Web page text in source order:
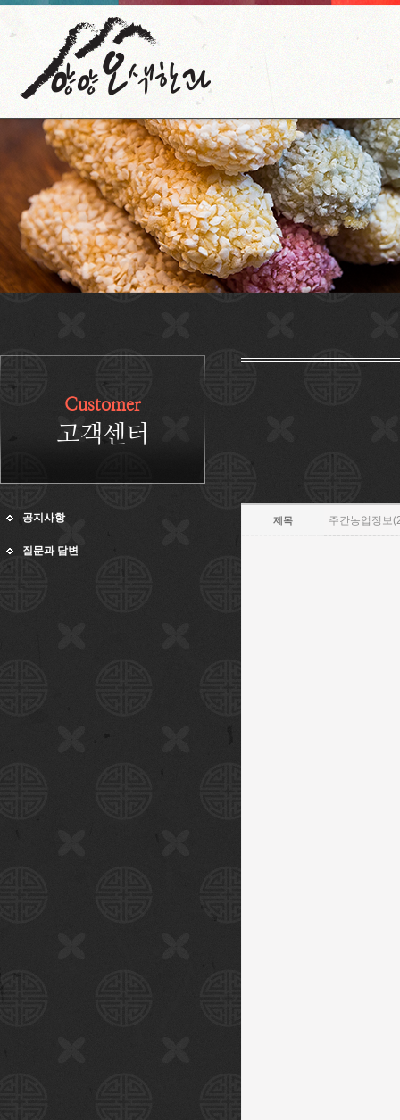
Customer
고객센터
공지사항
질문과 답변
제목 주간농업정보